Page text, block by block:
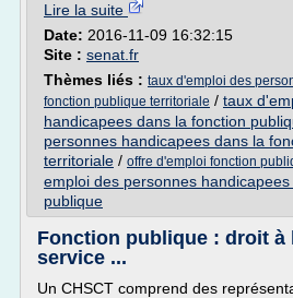
Lire la suite
Date: 2016-11-09 16:32:15
Site : senat.fr
Thèmes liés : taux d'emploi des
fonction publique territoriale / taux
handicapees dans la fonction
personnes handicapees dans la
territoriale / offre d'emploi fonction
emploi des personnes
publique
Fonction publique : droit à
service ...
Un CHSCT comprend des